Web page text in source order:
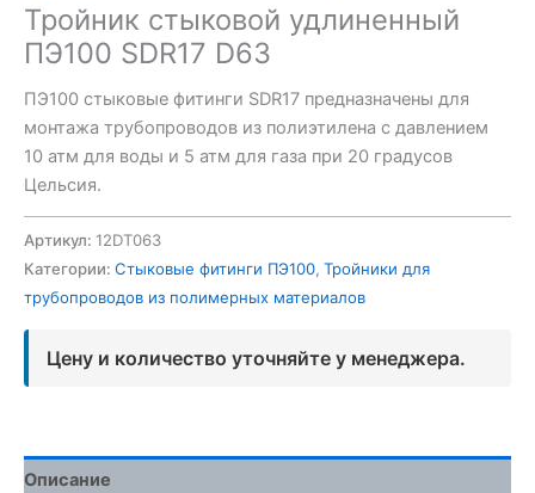
Тройник стыковой удлиненный
ПЭ100 SDR17 D63
ПЭ100 стыковые фитинги SDR17 предназначены для
монтажа трубопроводов из полиэтилена с давлением
10 атм для воды и 5 атм для газа при 20 градусов
Цельсия.
Артикул: 12DT063
Категории: Стыковые фитинги ПЭ100, Тройники для
трубопроводов из полимерных материалов
Цену и количество уточняйте у менеджера.
Описание